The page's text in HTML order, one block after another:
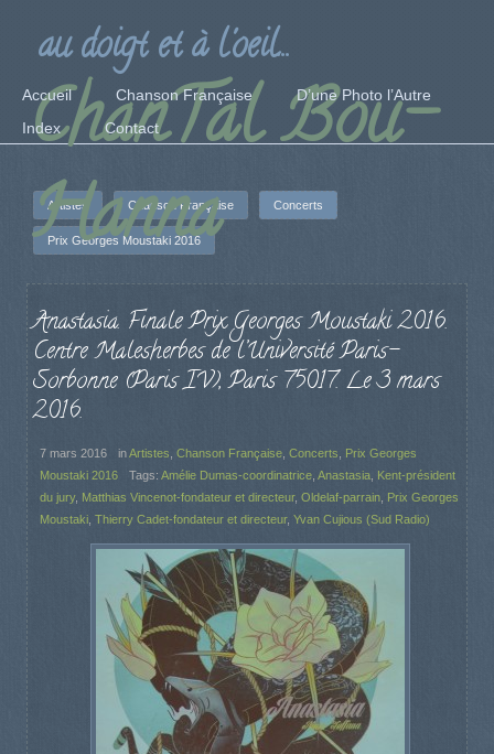
ChanTal Bou-
Hanna
au doigt et à l'oeil...
Accueil Chanson Française
D’une Photo l’Autre
Index
Contact
Artistes Chanson Française Concerts
Prix Georges Moustaki 2016
Anastasia. Finale Prix Georges Moustaki 2016.
Centre Malesherbes de l’Université Paris-
Sorbonne (Paris IV), Paris 75017. Le 3 mars
2016.
7 mars 2016 inArtistes Chanson Française Concerts
Prix Georges
Moustaki 2016
Tags: Amélie Dumas-coordinatrice Anastasia Kent-président
du jury, Matthias Vincenot-fondateur et directeur, Oldelaf-parrain Prix Georges
Moustaki Thierry Cadet-fondateur et directeur, Yvan Cujious (Sud Radio)